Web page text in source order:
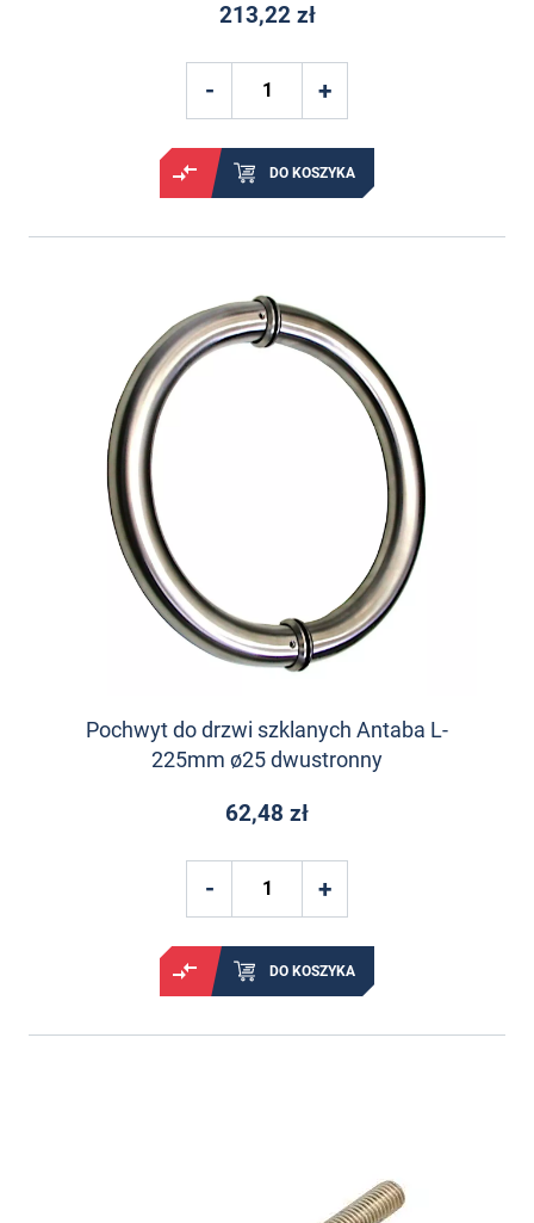
213,22 zł
DO KOSZYKA
Pochwyt do drzwi szklanych Antaba L-
225mm ø25 dwustronny
62,48 zł
DO KOSZYKA